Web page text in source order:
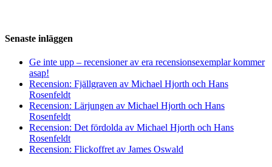
Senaste inläggen
Ge inte upp – recensioner av era recensionsexemplar kommer
asap!
Recension: Fjällgraven av Michael Hjorth och Hans
Rosenfeldt
Recension: Lärjungen av Michael Hjorth och Hans
Rosenfeldt
Recension: Det fördolda av Michael Hjorth och Hans
Rosenfeldt
Recension: Flickoffret av James Oswald